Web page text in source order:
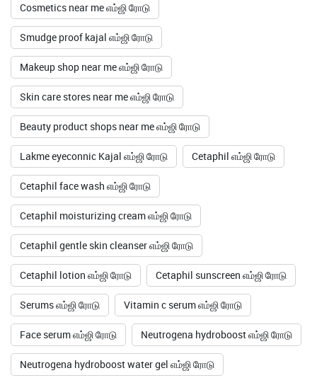
Cosmetics near me எம்ஜி ரோடு
Smudge proof kajal எம்ஜி ரோடு
Makeup shop near me எம்ஜி ரோடு
Skin care stores near me எம்ஜி ரோடு
Beauty product shops near me எம்ஜி ரோடு
Lakme eyeconnic Kajal எம்ஜி ரோடு Cetaphil எம்ஜி ரோடு
Cetaphil face wash எம்ஜி ரோடு
Cetaphil moisturizing cream எம்ஜி ரோடு
Cetaphil gentle skin cleanser எம்ஜி ரோடு
Cetaphil lotion எம்ஜி ரோடு Cetaphil sunscreen எம்ஜி ரோடு
Serums எம்ஜி ரோடு Vitamin c serum எம்ஜி ரோடு
Face serum எம்ஜி ரோடு Neutrogena hydroboost எம்ஜி ரோடு
Neutrogena hydroboost water gel எம்ஜி ரோடு